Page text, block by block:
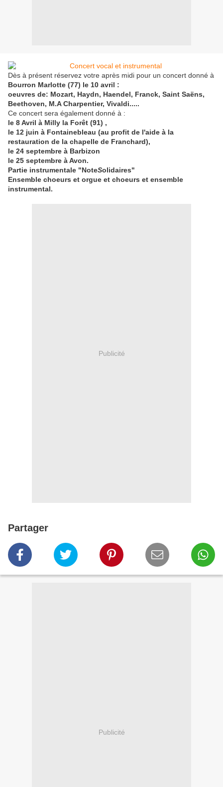
Dès à présent réservez votre après midi pour un concert donné à
Bourron Marlotte (77) le 10 avril :
oeuvres de: Mozart, Haydn, Haendel, Franck, Saint Saëns,
Beethoven, M.A Charpentier, Vivaldi.....
Ce concert sera également donné à :
le 8 Avril à Milly la Forêt (91) ,
le 12 juin à Fontainebleau (au profit de l'aide à la
restauration de la chapelle de Franchard),
le 24 septembre à Barbizon
le 25 septembre à Avon.
Partie instrumentale "NoteSolidaires"
Ensemble choeurs et orgue et choeurs et ensemble
instrumental.
Publicité
Partager
Publicité